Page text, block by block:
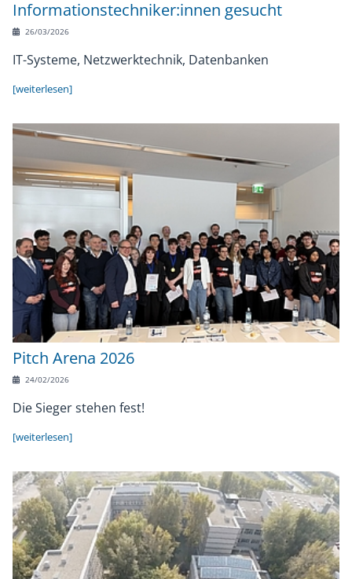
Informationstechniker:innen gesucht
26/03/2026
IT-Systeme, Netzwerktechnik, Datenbanken
[weiterlesen]
Pitch Arena 2026
24/02/2026
Die Sieger stehen fest!
[weiterlesen]